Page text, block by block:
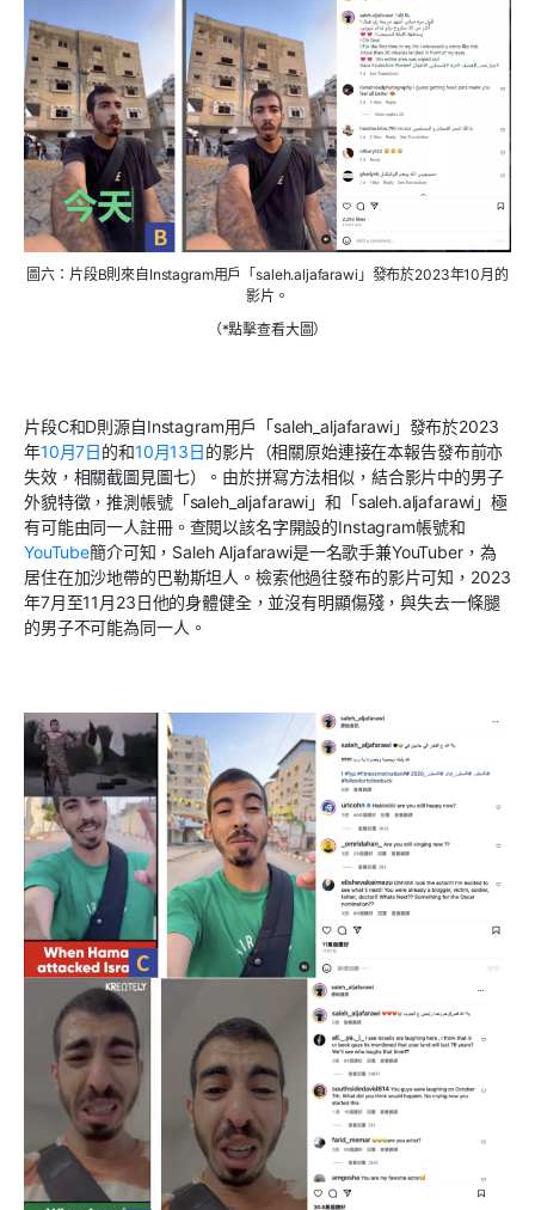
圖六：片段B則來自Instagram用戶「saleh.aljafarawi」發布於2023年10月的
影片。
（*點擊查看大圖）
片段C和D則源自Instagram用戶「saleh_aljafarawi」發布於2023
年10月7日的和10月13日的影片（相關原始連接在本報告發布前亦
失效，相關截圖見圖七）。由於拼寫方法相似，結合影片中的男子
外貌特徵，推測帳號「saleh_aljafarawi」和「saleh.aljafarawi」極
有可能由同一人註冊。查閱以該名字開設的Instagram帳號和
YouTube簡介可知， Saleh Aljafarawi是一名歌手兼YouTuber，為
居住在加沙地帶的巴勒斯坦人。檢索他過往發布的影片可知， 2023
年7月至11 月23日他的身體健全，並沒有明顯傷殘，與失去一條腿
的男子不可能為同一人。